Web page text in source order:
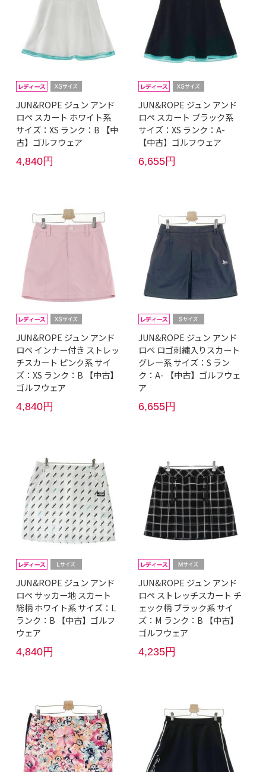
JUN&ROPE ジュン アンド
ロペ スカート ホワイト系
サイズ：XS ランク：B 【中
古】ゴルフウェア
4,840円
JUN&ROPE ジュン アンド
ロペ スカート ブラック系
サイズ：XS ランク：A-
【中古】ゴルフウェア
6,655円
JUN&ROPE ジュン アンド
ロペ インナー付き ストレッ
チスカート ピンク系 サイ
ズ：XS ランク：B 【中古】
ゴルフウェア
4,840円
JUN&ROPE ジュン アンド
ロペ ロゴ刺繍入りスカート
グレー系 サイズ：S ラン
ク：A- 【中古】ゴルフウェ
ア
6,655円
JUN&ROPE ジュン アンド
ロペ サッカー地 スカート
総柄 ホワイト系 サイズ：L
ランク：B 【中古】ゴルフ
ウェア
4,840円
JUN&ROPE ジュン アンド
ロペ ストレッチスカート チ
ェック柄 ブラック系 サイ
ズ：M ランク：B 【中古】
ゴルフウェア
4,235円